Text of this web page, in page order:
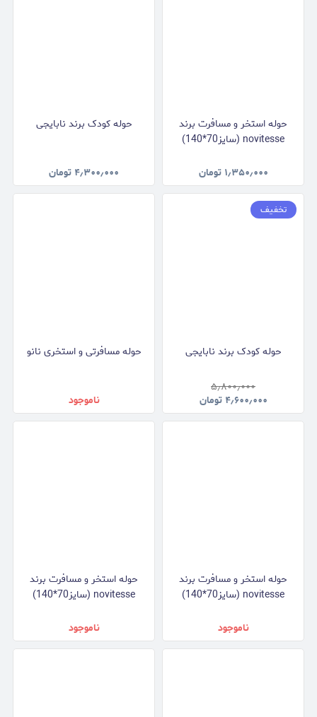
حوله استخر و مسافرت برند
novitesse (سایز70*140)
۱٫۳۵۰٫۰۰۰ تومان
حوله کودک برند نابایجی
۴٫۳۰۰٫۰۰۰ تومان
تخفیف
حوله کودک برند نابایجی
۵٫۸۰۰٫۰۰۰
۴٫۶۰۰٫۰۰۰ تومان
حوله مسافرتی و استخری نانو
ناموجود
حوله استخر و مسافرت برند
novitesse (سایز70*140)
ناموجود
حوله استخر و مسافرت برند
novitesse (سایز70*140)
ناموجود